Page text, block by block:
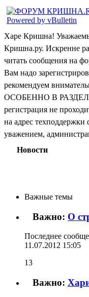
Харе Кришна!
Кришна.ру. Искренне
читать сообщения на
Вам надо
рекомендуем
ОСОБЕННО В
регистрация не
на адрес
уважением,
Новости
Важные темы
Важно: О
Последнее
11.07.2012 15:05
13
Важно: